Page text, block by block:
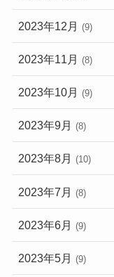
2023年12月 (9)
2023年11月 (8)
2023年10月 (9)
2023年9月 (8)
2023年8月 (10)
2023年7月 (8)
2023年6月 (9)
2023年5月 (9)